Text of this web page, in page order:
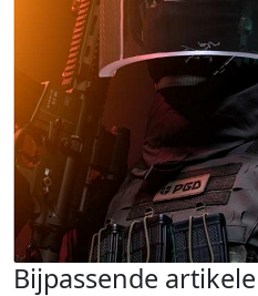
Bijpassende